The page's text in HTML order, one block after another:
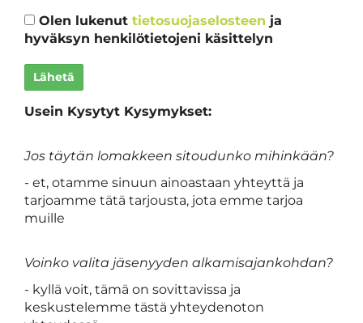
Olen lukenut tietosuojaselosteen ja
hyväksyn henkilötietojeni käsittelyn
Lähetä
Usein Kysytyt Kysymykset:
Jos täytän lomakkeen sitoudunko mihinkään?
- et, otamme sinuun ainoastaan yhteyttä ja
tarjoamme tätä tarjousta, jota emme tarjoa
muille
Voinko valita jäsenyyden alkamisajankohdan?
- kyllä voit, tämä on sovittavissa ja
keskustelemme tästä yhteydenoton